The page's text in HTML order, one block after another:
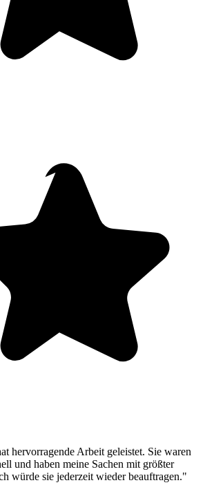
hervorragende Arbeit geleistet. Sie waren
und haben meine Sachen mit größter
würde sie jederzeit wieder beauftragen."